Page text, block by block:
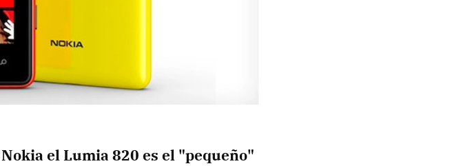
Nokia el Lumia 820 es el "pequeño"